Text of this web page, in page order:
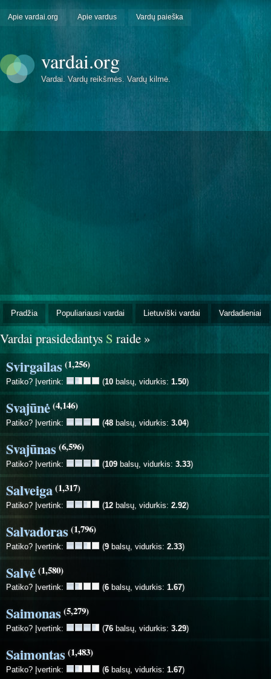
Apie vardai.org Apie vardus Vardų paieška
vardai.org
Vardai. Vardų reikšmės. Vardų kilmė.
Pradžia Populiariausi vardai Lietuviški vardai Vardadieniai
Vardai prasidedantys S raide »
Svirgailas (1,256)
Patiko? Įvertink: (10 balsų, vidurkis: 1.50)
Svajūnė(4,146)
Patiko? Įvertink: (48 balsų, vidurkis: 3.04)
Svajūnas (6,596)
Patiko? Įvertink: (109 balsų, vidurkis: 3.33)
Salveiga(1,317)
Patiko? Įvertink: (12 balsų, vidurkis: 2.92)
Salvadoras (1,796)
Patiko? Įvertink: (9 balsų, vidurkis: 2.33)
Salvė(1,580)
Patiko? Įvertink: (6 balsų, vidurkis: 1.67)
Saimonas (5,279)
Patiko? Įvertink: (76 balsų, vidurkis: 3.29)
Saimontas(1,483)
Patiko? Įvertink: (6 balsų, vidurkis: 1.67)